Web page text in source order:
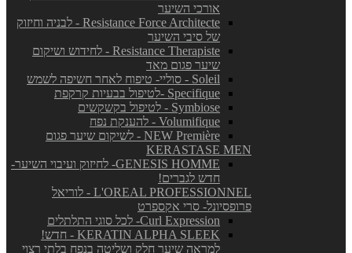
אורכי השיער
Resistance Force Architecte - לבניה וחיזוק
של סיבי השיער
Resistance Therapiste - לחידוש ושיקום
שיער פגום מאד
Soleil - סוליי- טיפוח לאחר חשיפה לשמש
Specifique -לטיפול בבעיות קרקפת
Symbiose - לטיפול בקשקשים
Volumifique - להענקת נפח
NEW Première - לשיקום שיער פגום
KERASTASE MEN
GENESIS HOMME- לחיזוק ועיבוי השיער-
חדש לגברים!
L'OREAL PROFESSIONNEL - לוריאל
פרופסיונל- סרי אקספרט
Curl Expression- לכל סוגי התלתלים
KERATIN ALPHA SLEEK - חדש!
למראה שיער חלק ושליטה בנפח בלתי רצוי